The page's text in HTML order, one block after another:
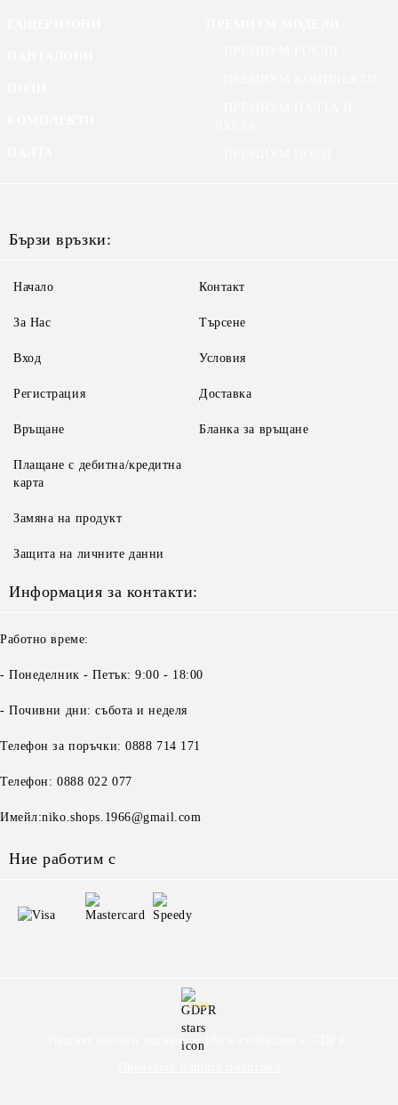
Бързи връзки:
Начало
За Нас
Вход
Регистрация
Контакт
Търсене
Условия
Доставка
Връщане
Плащане с дебитна/кредитна
карта
Замяна на продукт
Защита на личните данни
Бланка за връщане
Информация за контакти:
Работно време:
- Понеделник - Петък: 9:00 - 18:00
- Почивни дни: събота и неделя
Телефон за поръчки: 0888 714 171
Телефон: 0888 022 077
Имейл:niko.shops.1966@gmail.com
Ние работим с
GDPR
Нашият онлайн магазин е 100% съобразен с GDPR.